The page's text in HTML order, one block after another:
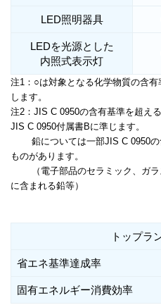
LED照明器具
LEDを光源とした
内照式表示灯
注1：○は対象となる化学物質の含
します。
注2：JIS C 0950の含有基準を超え
JIS C 0950付属書Bに準じます。
鉛については一部JIS C 0950の
ものがあります。
（電子部品のセラミック、ガラ
に含まれる鉛等）
トップラ
省エネ基準達成率
固有エネルギー消費効率